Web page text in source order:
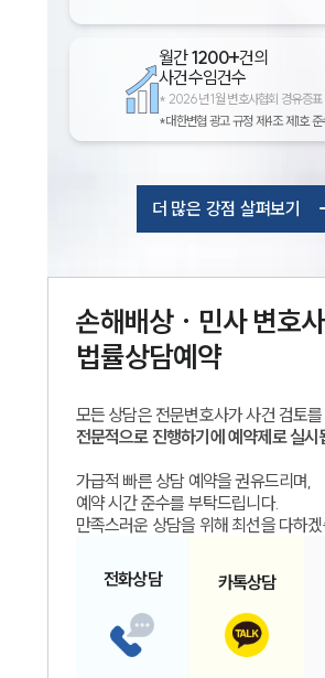
월간1200+건의
사건수임건수
* 2026년 1월 변호사협회 경유증표
*대한변협 광고 규정 제4조 제1호 준
더 많은 강점 살펴보기
손해배상 · 민사변호사
법률상담예약
모든 상담은 전문변호사가 사건 검토
전문적으로 진행하기에 예약제로 실시
가급적 빠른 상담 예약을 권유드리며,
예약 시간 준수를 부탁드립니다.
만족스러운 상담을 위해 최선을 다하겠
전화상담 카톡상담